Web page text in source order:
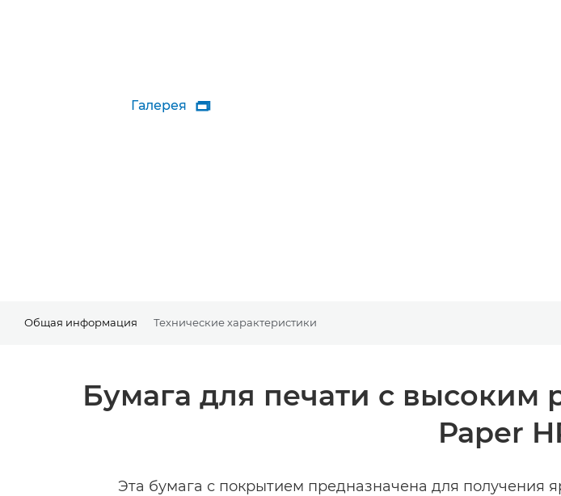
Галерея 
Общая информация Технические характеристики
Бумага для печати с
Paper
Эта бумага с покрытием предназначена для получения